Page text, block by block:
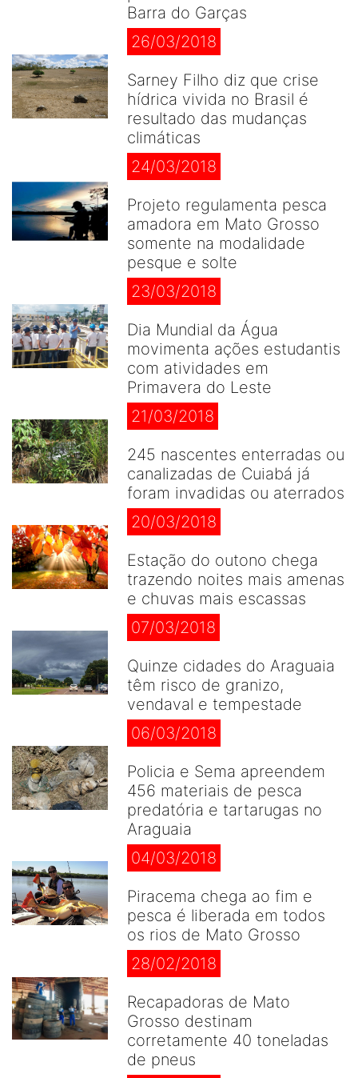
Barra do Garças
26/03/2018
Sarney Filho diz que crise
hídrica vivida no Brasil é
resultado das mudanças
climáticas
24/03/2018
Projeto regulamenta pesca
amadora em Mato Grosso
somente na modalidade
pesque e solte
23/03/2018
Dia Mundial da Água
movimenta ações estudantis
com atividades em
Primavera do Leste
21/03/2018
245 nascentes enterradas ou
canalizadas de Cuiabá já
foram invadidas ou aterrados
20/03/2018
Estação do outono chega
trazendo noites mais amenas
e chuvas mais escassas
07/03/2018
Quinze cidades do Araguaia
têm risco de granizo,
vendaval e tempestade
06/03/2018
Policia e Sema apreendem
456 materiais de pesca
predatória e tartarugas no
Araguaia
04/03/2018
Piracema chega ao fim e
pesca é liberada em todos
os rios de Mato Grosso
28/02/2018
Recapadoras de Mato
Grosso destinam
corretamente 40 toneladas
de pneus